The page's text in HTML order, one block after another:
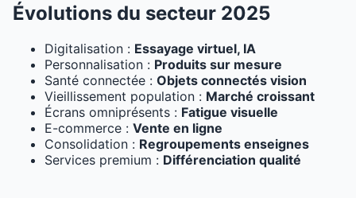
Évolutions du secteur 2025
Digitalisation : Essayage virtuel, IA
Personnalisation : Produits sur mesure
Santé connectée : Objets connectés vision
Vieillissement population : Marché croissant
Écrans omniprésents : Fatigue visuelle
E-commerce : Vente en ligne
Consolidation : Regroupements enseignes
Services premium : Différenciation qualité